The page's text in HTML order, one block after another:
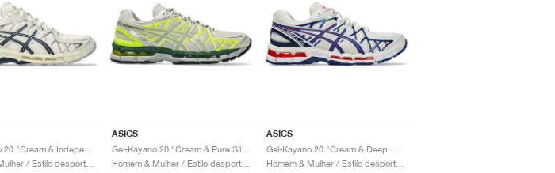
Gel-Kayano 20 "Cream & Independence Blue"
Homem & Mulher / Estilo desportivo / Sapatos
ASICS
Gel-Kayano 20 "Cream & Pure Silver"
Homem & Mulher / Estilo desportivo / Sapatos
ASICS